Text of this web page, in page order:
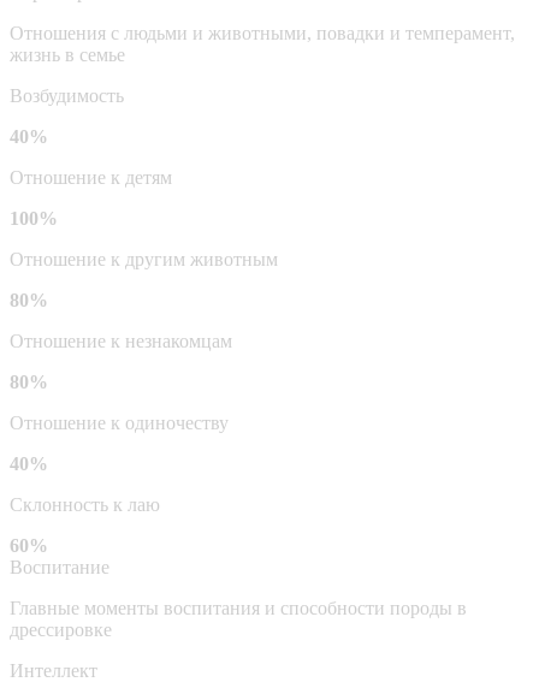
Отношения с людьми и животными, повадки и темперамент,
жизнь в семье
Возбудимость
40%
Отношение к детям
100%
Отношение к другим животным
80%
Отношение к незнакомцам
80%
Отношение к одиночеству
40%
Склонность к лаю
60%
Воспитание
Главные моменты воспитания и способности породы в
дрессировке
Интеллект